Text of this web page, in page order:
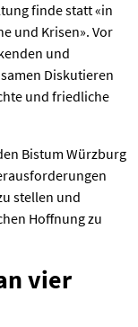
finde statt «in
und Krisen». Vor
und
Diskutieren
und friedliche
Bistum Würzburg
stellen und
Hoffnung zu
vier